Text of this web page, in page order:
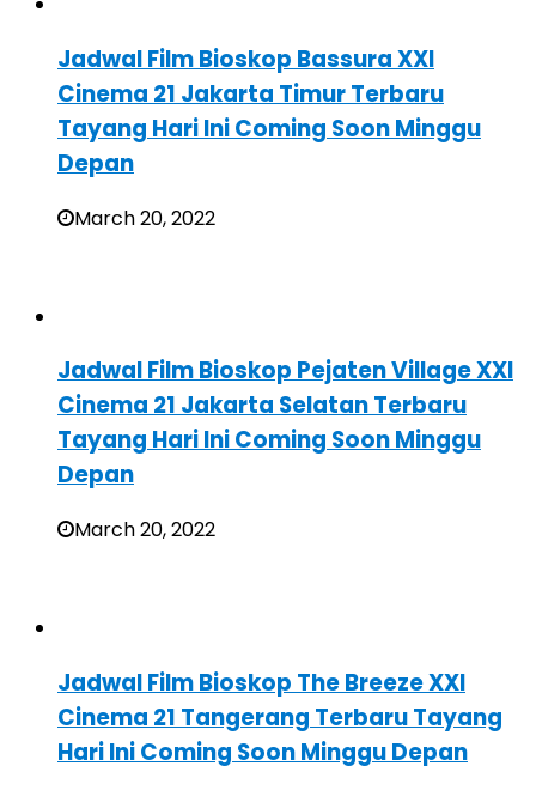
Jadwal Film Bioskop Bassura XXI
Cinema 21 Jakarta Timur Terbaru
Tayang Hari Ini Coming Soon Minggu
Depan
March 20, 2022
Jadwal Film Bioskop Pejaten Village XXI
Cinema 21 Jakarta Selatan Terbaru
Tayang Hari Ini Coming Soon Minggu
Depan
March 20, 2022
Jadwal Film Bioskop The Breeze XXI
Cinema 21 Tangerang Terbaru Tayang
Hari Ini Coming Soon Minggu Depan